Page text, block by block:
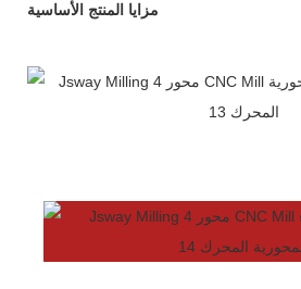
مزايا المنتج الأساسية